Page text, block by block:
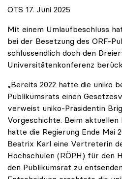
OTS 17. Juni 2025
Mit einem Umlaufbeschluss
bei der Besetzung des ORF-
schlussendlich doch den
Universitätenkonferenz
„Bereits 2022 hatte die uniko
Publikumsrats einen
verweist uniko-Präsidentin
Vorgeschichte. Beim
hatte die Regierung Ende Mai
Beatrix Karl eine Vertreterin
Hochschulen (RÖPH) für den
den Publikumsrat zu